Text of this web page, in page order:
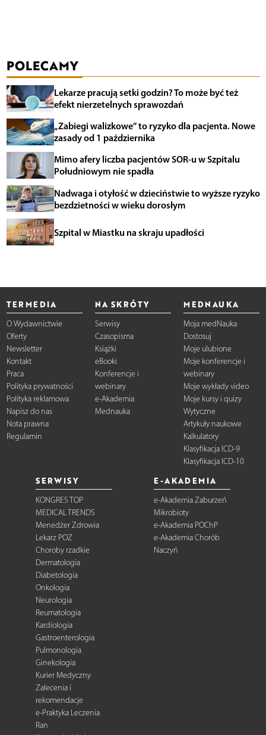
POLECAMY
Lekarze pracują setki godzin? To może być też
efekt nierzetelnych sprawozdań
„Zabiegi walizkowe” to ryzyko dla pacjenta. Nowe
zasady od 1 października
Mimo afery liczba pacjentów SOR-u w Szpitalu
Południowym nie spadła
Nadwaga i otyłość w dzieciństwie to wyższe ryzyko
bezdzietności w wieku dorosłym
Szpital w Miastku na skraju upadłości
TERMEDIA
O Wydawnictwie
Oferty
Newsletter
Kontakt
Praca
Polityka prywatności
Polityka reklamowa
Napisz do nas
Nota prawna
Regulamin
NA SKRÓTY
Serwisy
Czasopisma
Książki
eBooki
Konferencje i
webinary
e-Akademia
Mednauka
MEDNAUKA
Moja medNauka
Dostosuj
Moje ulubione
Moje konferencje i
webinary
Moje wykłady video
Moje kursy i quizy
Wytyczne
Artykuły naukowe
Kalkulatory
Klasyfikacja ICD-9
Klasyfikacja ICD-10
SERWISY
KONGRES TOP
MEDICAL TRENDS
Menedżer Zdrowia
Lekarz POZ
Choroby rzadkie
Dermatologia
Diabetologia
Onkologia
Neurologia
Reumatologia
Kardiologia
Gastroenterologia
Pulmonologia
Ginekologia
Kurier Medyczny
Zalecenia i
rekomendacje
e-Praktyka Leczenia
Ran
E-AKADEMIA
e-Akademia Zaburzeń
Mikrobioty
e-Akademia POChP
e-Akademia Chorób
Naczyń